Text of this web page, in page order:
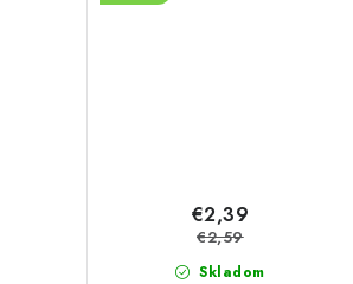
Skladom
€2,39
€2,59